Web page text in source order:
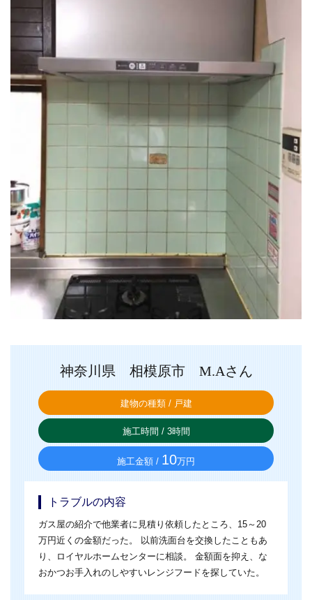
神奈川県 相模原市 M.Aさん
建物の種類 / 戸建
施工時間 / 3時間
施工金額 / 10万円
トラブルの内容
ガス屋の紹介で他業者に見積り依頼したところ、15～20
万円近くの金額だった。 以前洗面台を交換したこともあ
り、ロイヤルホームセンターに相談。 金額面を抑え、な
おかつお手入れのしやすいレンジフードを探していた。